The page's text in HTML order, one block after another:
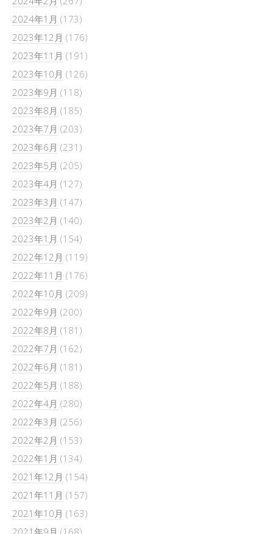
2024年1月 (173)
2023年12月 (176)
2023年11月 (191)
2023年10月 (126)
2023年9月 (118)
2023年8月 (185)
2023年7月 (203)
2023年6月 (231)
2023年5月 (205)
2023年4月 (127)
2023年3月 (147)
2023年2月 (140)
2023年1月 (154)
2022年12月 (119)
2022年11月 (176)
2022年10月 (209)
2022年9月 (200)
2022年8月 (181)
2022年7月 (162)
2022年6月 (181)
2022年5月 (188)
2022年4月 (280)
2022年3月 (256)
2022年2月 (153)
2022年1月 (134)
2021年12月 (154)
2021年11月 (157)
2021年10月 (163)
2021年9月 (168)